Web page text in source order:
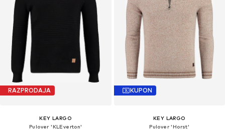
RAZPRODAJA
KEY LARGO
Pulover 'KLEverton'
KUPON
KEY LARGO
Pulover 'Horst'